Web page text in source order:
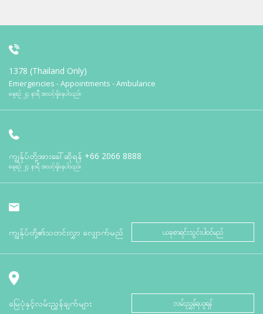
1378 (Thailand Only)
Emergencies - Appointments - Ambulance
နေ့စဉ် ၂၄ နာရီ အသင့်ရှိနေပါသည်။
ကျွန်ုပ်တို့အားခေါ်ဆိုရန် +66 2066 8888
နေ့စဉ် ၂၄ နာရီ အသင့်ရှိနေပါသည်။
ကျွန်ုပ်တို့၏သတင်းလွှာ လျှောက်မည် ယခုစာရင်းသွင်းပါဝင်မည်
မြေပုံနှင့်လမ်းညွှန်ချက်များ လမ်းညွှန်ရယူရန်